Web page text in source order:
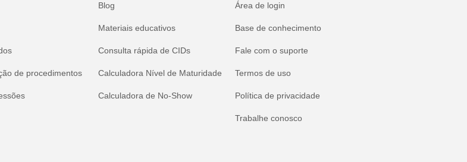
de procedimentos
Blog
Materiais educativos
Consulta rápida de CIDs
Calculadora Nível de Maturidade
Calculadora de No-Show
Área de login
Base de conhecimento
Fale com o suporte
Termos de uso
Política de privacidade
Trabalhe conosco